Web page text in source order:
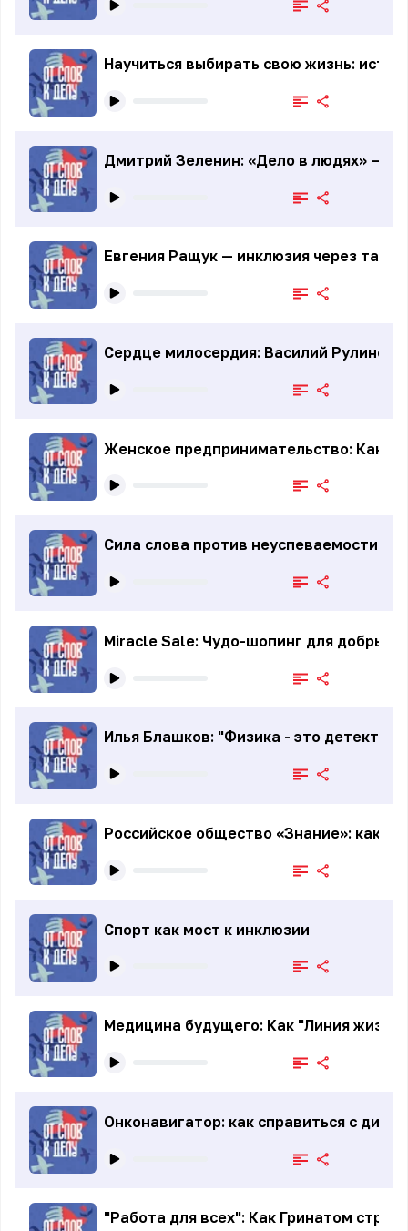
Научиться выбирать свою жизнь:
Дмитрий Зеленин: «Дело в людях» —
Евгения Ращук — инклюзия через
Сердце милосердия: Василий
Женское предпринимательство: Как
Сила слова против неуспеваемости:
Miracle Sale: Чудо-шопинг для добрых
Илья Блашков: "Физика - это детектив
Российское общество «Знание»: как
Спорт как мост к инклюзии
Медицина будущего: Как "Линия
Онконавигатор: как справиться с
"Работа для всех": Как Гринатом